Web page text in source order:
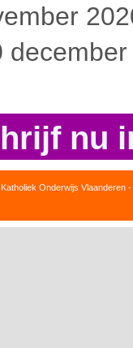
nu
Onderwijs Vlaanderen